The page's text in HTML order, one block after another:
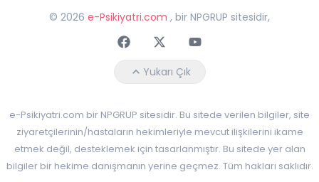
© 2026 e-Psikiyatri.com , bir NPGRUP sitesidir,
FaceebokTwitterYoutube
Yukarı Çık
e-Psikiyatri.com bir NPGRUP sitesidir. Bu sitede verilen bilgiler, site
ziyaretçilerinin/hastaların hekimleriyle mevcut ilişkilerini ikame
etmek değil, desteklemek için tasarlanmıştır. Bu sitede yer alan
bilgiler bir hekime danışmanın yerine geçmez. Tüm hakları saklıdır.